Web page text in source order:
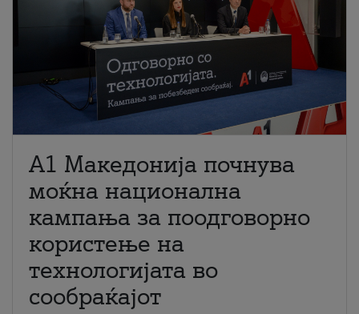
A1 Македонија почнува
моќна национална
кампања за поодговорно
користење на
технологијата во
сообраќајот